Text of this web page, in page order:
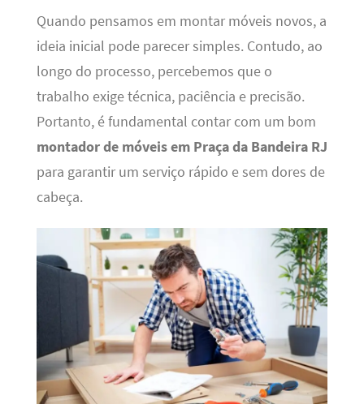
Quando pensamos em montar móveis novos, a
ideia inicial pode parecer simples. Contudo, ao
longo do processo, percebemos que o
trabalho exige técnica, paciência e precisão.
Portanto, é fundamental contar com um bom
montador de móveis em Praça da Bandeira RJ
para garantir um serviço rápido e sem dores de
cabeça.